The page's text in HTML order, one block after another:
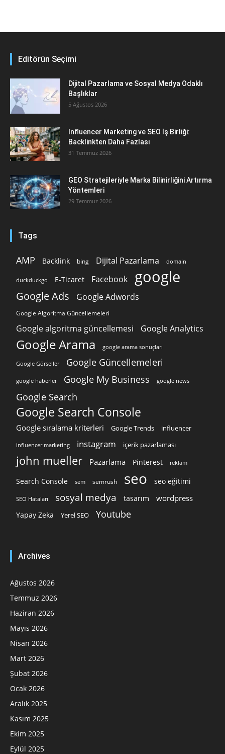
Editörün Seçimi
Dijital Pazarlama ve Sosyal Medya Odaklı
Başlıklar
5 Ağustos 2026
Influencer Marketing ve SEO İş Birliği:
Backlinkten Daha Fazlası
31 Temmuz 2026
GEO Stratejileriyle Marka Bilinirliğini Artırma
Yöntemleri
29 Temmuz 2026
Tags
AMP Backlink bing Dijital Pazarlama domain
duckduckgo E-Ticaret Facebook google
Google Ads Google Adwords
Google Algoritma Güncellemeleri
Google algoritma güncellemesi Google Analytics
Google Arama google arama sonuçları
Google Görseller Google Güncellemeleri
google haberler Google My Business google news
Google Search
Google Search Console
Google sıralama kriterleri Google Trends influencer
influencer marketing instagram içerik pazarlaması
john mueller Pazarlama Pinterest reklam
Search Console sem semrush seo seo eğitimi
SEO Hataları sosyal medya tasarım wordpress
Yapay Zeka Yerel SEO Youtube
Archives
Ağustos 2026
Temmuz 2026
Haziran 2026
Mayıs 2026
Nisan 2026
Mart 2026
Şubat 2026
Ocak 2026
Aralık 2025
Kasım 2025
Ekim 2025
Eylül 2025